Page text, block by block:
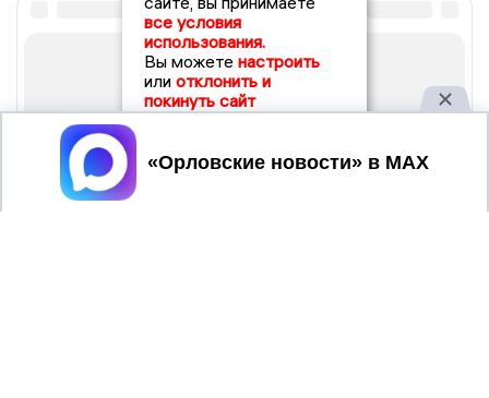
все условия
использования.
Вы можете настроить
или отклонить и
покинуть сайт
Принять